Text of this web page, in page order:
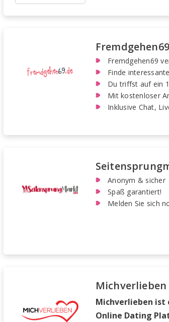
Fremdgehen69
Fremdgehen69
Finde
Du triffst auf ein
Mit kostenloser
Inklusive Chat,
Anonym & sicher
Spaß garantiert!
Melden Sie sich
Michverlieben
Michverlieben ist
Online Dating